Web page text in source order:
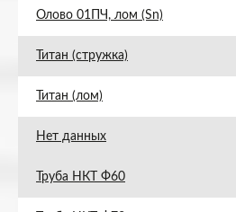
Олово 01ПЧ, лом (Sn)
Титан (стружка)
Титан (лом)
Нет данных
Труба НКТ Ф60